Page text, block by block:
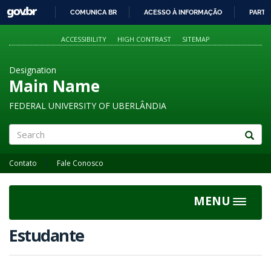
PARA
O
GOVBR
COMUNICA BR ACESSO À INFORMAÇÃO
ACCESSIBILITY HIGH CONTRAST SITEMAP
Designation
Main Name
FEDERAL UNIVERSITY OF UBERLÂNDIA
Contato Fale Conosco
MENU
Toggle
Estudante